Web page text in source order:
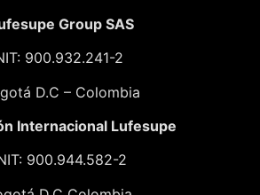
Group SAS
900.932.241-2
D.C – Colombia
Internacional Lufesupe
900.944.582-2